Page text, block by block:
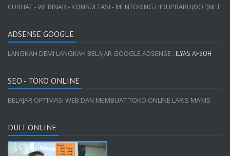
CURHAT - WEBINAR - KONSULTASI - MENTORING HIDUPBARU(DOT)NET
ADSENSE GOOGLE
LANGKAH DEMI LANGKAH BELAJAR GOOGLE ADSENSE : ILYAS AFSOH
SEO - TOKO ONLINE
BELAJAR OPTIMASI WEB DAN MEMBUAT TOKO ONLINE LARIS MANIS
DUIT ONLINE